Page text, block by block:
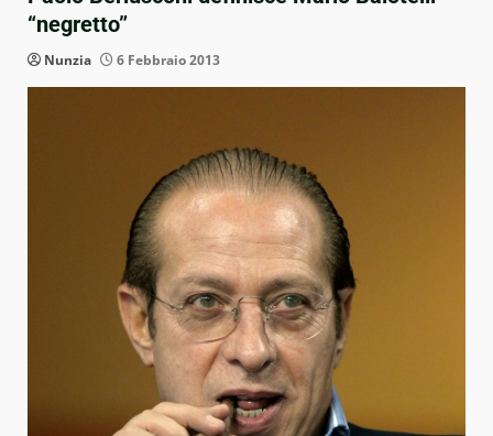
“negretto”
Nunzia 6 Febbraio 2013